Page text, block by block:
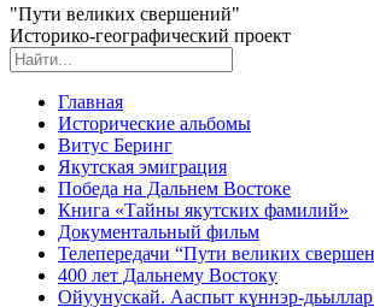
"Пути великих свершений"
Историко-географический проект
Главная
Исторические альбомы
Витус Беринг
Якутская эмиграция
Победа на Дальнем Востоке
Книга «Тайны якутских фамилий»
Документальный фильм
Телепередачи “Пути великих
400 лет Дальнему Востоку
Ойуунускай. Ааспыт күннэр-